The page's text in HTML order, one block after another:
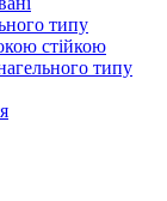
типу
стійкою
типу